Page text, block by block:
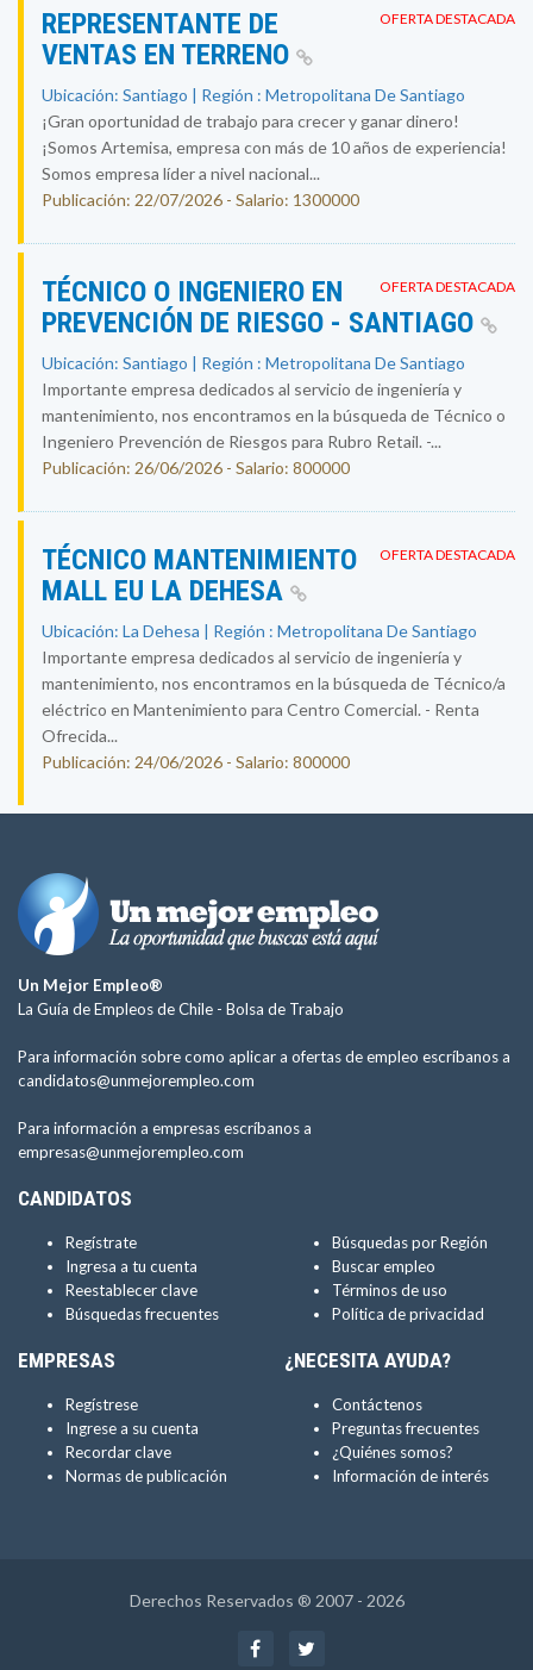
OFERTA DESTACADA
REPRESENTANTE DE
VENTAS EN TERRENO
Ubicación: Santiago | Región : Metropolitana De Santiago
¡Gran oportunidad de trabajo para crecer y ganar dinero!
¡Somos Artemisa, empresa con más de 10 años de experiencia!
Somos empresa líder a nivel nacional...
Publicación: 22/07/2026 - Salario: 1300000
OFERTA DESTACADA
TÉCNICO O INGENIERO EN
PREVENCIÓN DE RIESGO - SANTIAGO
Ubicación: Santiago | Región : Metropolitana De Santiago
Importante empresa dedicados al servicio de ingeniería y
mantenimiento, nos encontramos en la búsqueda de Técnico o
Ingeniero Prevención de Riesgos para Rubro Retail. -...
Publicación: 26/06/2026 - Salario: 800000
OFERTA DESTACADA
TÉCNICO MANTENIMIENTO
MALL EU LA DEHESA
Ubicación: La Dehesa | Región : Metropolitana De Santiago
Importante empresa dedicados al servicio de ingeniería y
mantenimiento, nos encontramos en la búsqueda de Técnico/a
eléctrico en Mantenimiento para Centro Comercial. - Renta
Ofrecida...
Publicación: 24/06/2026 - Salario: 800000
Un Mejor Empleo®
La Guía de Empleos de Chile - Bolsa de Trabajo
Para información sobre como aplicar a ofertas de empleo escríbanos a
candidatos@unmejorempleo.com
Para información a empresas escríbanos a
empresas@unmejorempleo.com
CANDIDATOS
Regístrate
Ingresa a tu cuenta
Reestablecer clave
Búsquedas frecuentes
Búsquedas por Región
Buscar empleo
Términos de uso
Política de privacidad
EMPRESAS
Regístrese
Ingrese a su cuenta
Recordar clave
Normas de publicación
¿NECESITA AYUDA?
Contáctenos
Preguntas frecuentes
¿Quiénes somos?
Información de interés
Derechos Reservados ® 2007 - 2026
Facebook